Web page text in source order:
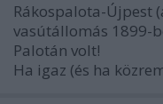
Rákospalota-Újpest
vasútállomás 1899-
Palotán volt!
Ha igaz (és ha